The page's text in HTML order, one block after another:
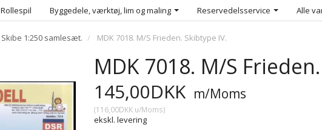
Rollespil Byggedele, værktøj, lim og maling Reservedelsservice Alle
Skibe 1:250 samlesæt. MDK 7018. M/S Frieden. Skibtype IV.
MDK 7018. M/S
145,00DKK m/Moms
(116,00DKK u/Moms)
ekskl. levering